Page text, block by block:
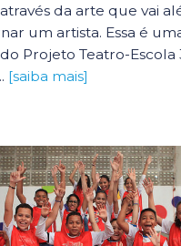
da arte que vai
um artista. Essa é
Projeto Teatro-Escola
[saiba mais]